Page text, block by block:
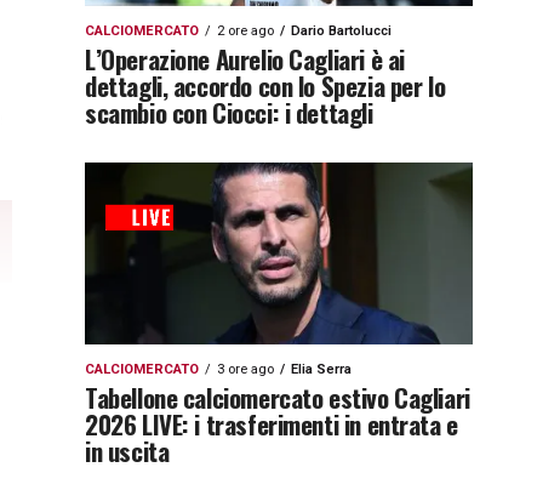
CALCIOMERCATO 2 ore ago Dario Bartolucci
L’Operazione Aurelio Cagliari è ai
dettagli, accordo con lo Spezia per lo
scambio con Ciocci: i dettagli
CALCIOMERCATO 3 ore ago Elia Serra
Tabellone calciomercato estivo Cagliari
2026 LIVE: i trasferimenti in entrata e
in uscita